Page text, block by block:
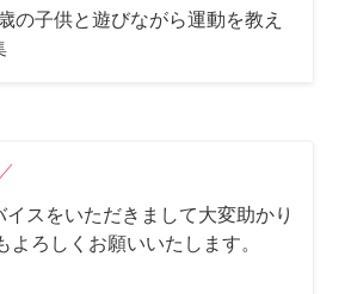
の子供と遊びながら運動を教え
イスをいただきまして大変助かり
よろしくお願いいたします。